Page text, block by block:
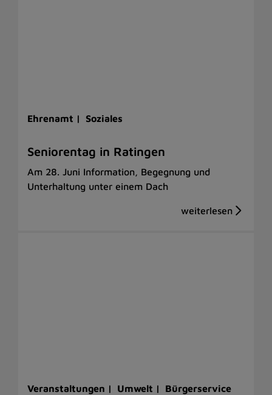
Ehrenamt | Soziales
Seniorentag in Ratingen
Am 28. Juni Information, Begegnung und
Unterhaltung unter einem Dach
Veranstaltungen | Umwelt | Bürgerservice